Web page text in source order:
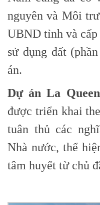
nguyên và Môi
UBND tỉnh và
sử dụng đất
án.
Dự án La
được triển khai
tuân thủ các
Nhà nước, thể
tâm huyết từ chủ